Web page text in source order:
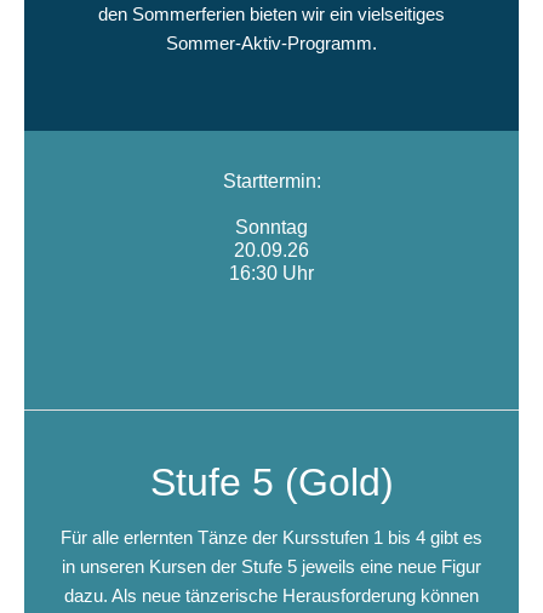
den Sommerferien bieten wir ein vielseitiges
Sommer-Aktiv-Programm.
Stufe 5 (Gold)
Für alle erlernten Tänze der Kursstufen 1 bis 4 gibt es
in unseren Kursen der Stufe 5 jeweils eine neue Figur
dazu. Als neue tänzerische Herausforderung können
Starttermin:
Sonntag
20.09.26
16:30 Uhr